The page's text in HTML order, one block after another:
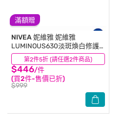
滿額贈
第2件5折 (請任選2件商品)
NIVEA 妮維雅妮維雅
LUMINOUS630淡斑煥白修護
霜50ml
$446/件
(買2件-售價已折)
$999
(26)